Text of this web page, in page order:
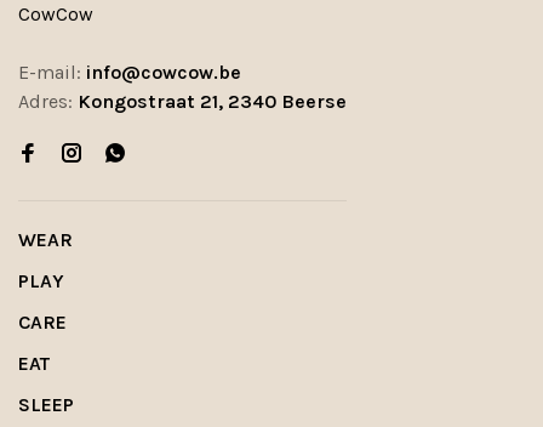
CowCow
E-mail: info@cowcow.be
Adres: Kongostraat 21, 2340 Beerse
WEAR
PLAY
CARE
EAT
SLEEP